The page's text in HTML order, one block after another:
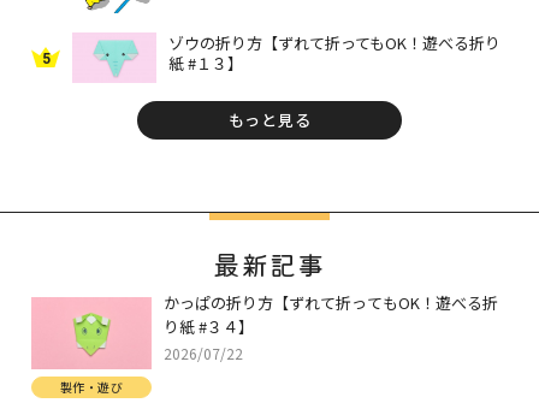
5
ゾウの折り方【ずれて折ってもOK！遊べる折り
紙 #１３】
もっと見る
最新記事
かっぱの折り方【ずれて折ってもOK！遊べる折
り紙 #３４】
2026/07/22
製作・遊び